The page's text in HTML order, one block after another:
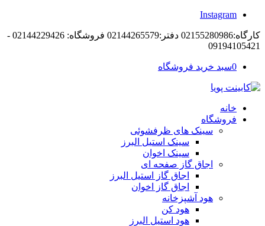
Instagram
کارگاه:02155280986 دفتر:02144265579 فروشگاه: 02144229426 -
09194105421
0سبد خرید فروشگاه
خانه
فروشگاه
سینک های ظرفشوئی
سینک استیل البرز
سینک اخوان
اجاق گاز صفحه ای
اجاق گاز استیل البرز
اجاق گاز اخوان
هود آشپزخانه
هود کن
هود استیل البرز